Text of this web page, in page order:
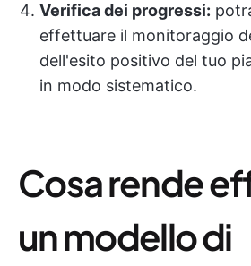
Verifica dei progressi:
effettuare il monitoraggio
dell'esito positivo del tuo
in modo sistematico.
Cosa rende
un modello di